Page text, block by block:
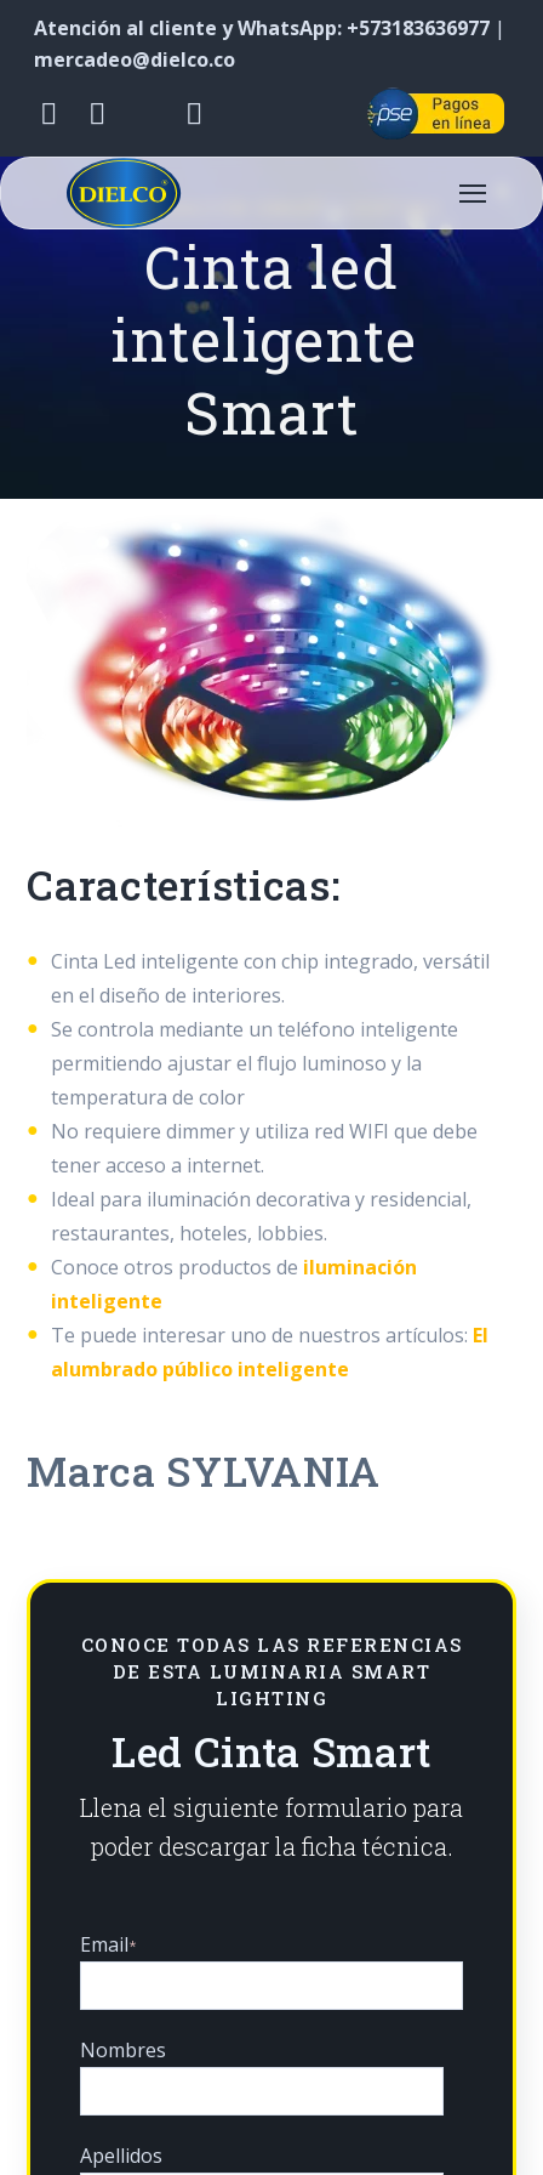
Atención al cliente y WhatsApp: +573183636977 |
mercadeo@dielco.co
ILUMINACIÓN SMART LIGHTING
Cinta led
inteligente
Smart
Características:
Cinta Led inteligente con chip integrado, versátil
en el diseño de interiores.
Se controla mediante un teléfono inteligente
permitiendo ajustar el flujo luminoso y la
temperatura de color
No requiere dimmer y utiliza red WIFI que debe
tener acceso a internet.
Ideal para iluminación decorativa y residencial,
restaurantes, hoteles, lobbies.
Conoce otros productos de iluminación
inteligente
Te puede interesar uno de nuestros artículos: El
alumbrado público inteligente
Marca SYLVANIA
CONOCE TODAS LAS REFERENCIAS
DE ESTA LUMINARIA SMART
LIGHTING
Led Cinta Smart
Llena el siguiente formulario para
poder descargar la ficha técnica.
Email*
Nombres
Apellidos